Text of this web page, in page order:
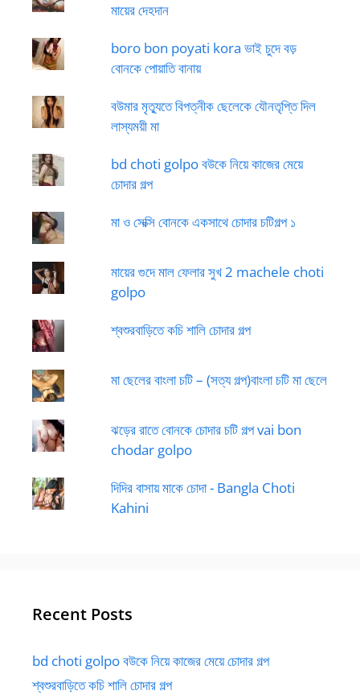
মায়ের দেহদান
boro bon poyati kora ভাই চুদে বড়
বোনকে পোয়াতি বানায়
বউমার মৃত্যুতে বিপত্নীক ছেলেকে যৌনতৃপ্তি দিল
লাস্যময়ী মা
bd choti golpo বউকে নিয়ে কাজের মেয়ে
চোদার গল্প
মা ও সেক্সি বোনকে একসাথে চোদার চটিগল্প ১
মায়ের গুদে মাল ফেলার সুখ 2 machele choti
golpo
শ্বশুরবাড়িতে কচি শালি চোদার গল্প
মা ছেলের বাংলা চটি – (সত্য গল্প)বাংলা চটি মা ছেলে
ঝড়ের রাতে বোনকে চোদার চটি গল্প vai bon
chodar golpo
দিদির বাসায় মাকে চোদা - Bangla Choti
Kahini
Recent Posts
bd choti golpo বউকে নিয়ে কাজের মেয়ে চোদার গল্প
শ্বশুরবাড়িতে কচি শালি চোদার গল্প